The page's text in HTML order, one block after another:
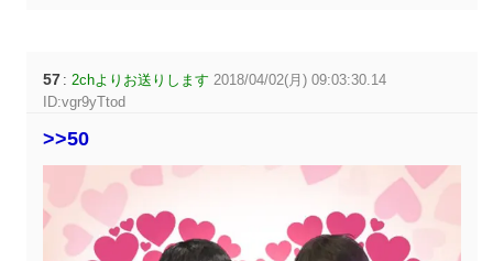
57 :2chよりお送りします 2018/04/02(月) 09:03:30.14
ID:vgr9yTtod
>>50